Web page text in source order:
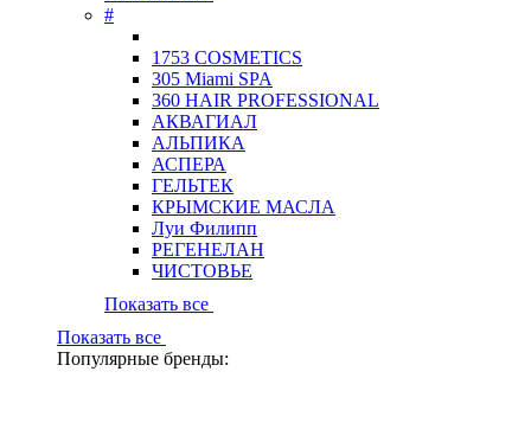
#
1753 COSMETICS
305 Miami SPA
360 HAIR PROFESSIONAL
АКВАГИАЛ
АЛЬПИКА
АСПЕРА
ГЕЛЬТЕК
КРЫМСКИЕ МАСЛА
Луи Филипп
РЕГЕНЕЛАН
ЧИСТОВЬЕ
Показать все
Показать все
Популярные бренды: